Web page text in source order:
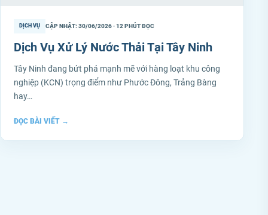
DỊCH VỤ CẬP NHẬT: 30/06/2026 · 12 PHÚT ĐỌC
Dịch Vụ Xử Lý Nước Thải Tại Tây Ninh
Tây Ninh đang bứt phá mạnh mẽ với hàng loạt khu công
nghiệp (KCN) trọng điểm như Phước Đông, Trảng Bàng
hay…
ĐỌC BÀI VIẾT →